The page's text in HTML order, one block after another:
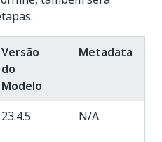
Versão
do
Modelo
Metadata
23.4.5 N/A